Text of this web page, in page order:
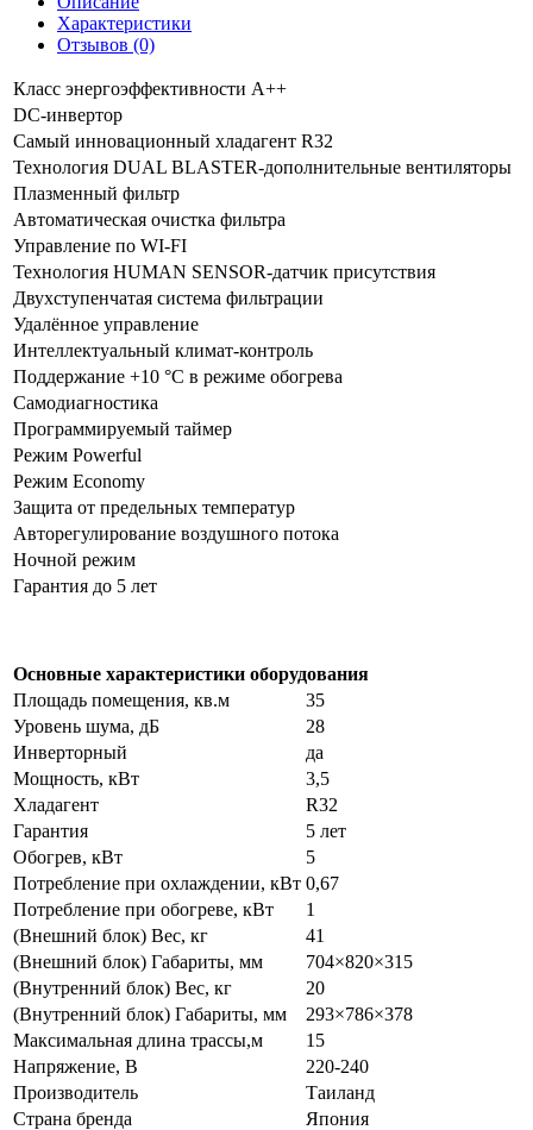
Характеристики
Отзывов (0)
Класс энергоэффективности А++
DC-инвертор
Самый инновационный хладагент R32
Технология DUAL BLASTER-дополнительные вентиляторы
Плазменный фильтр
Автоматическая очистка фильтра
Управление по WI-FI
Технология HUMAN SENSOR-датчик присутствия
Двухступенчатая система фильтрации
Удалённое управление
Интеллектуальный климат-контроль
Поддержание +10 °C в режиме обогрева
Самодиагностика
Программируемый таймер
Режим Powerful
Режим Economy
Защита от предельных температур
Авторегулирование воздушного потока
Ночной режим
Гарантия до 5 лет
Основные характеристики оборудования
Площадь помещения, кв.м
35
Уровень шума, дБ
28
Инверторный
да
Мощность, кВт
3,5
Хладагент
R32
Гарантия
5 лет
Обогрев, кВт
5
Потребление при охлаждении, кВт 0,67
Потребление при обогреве, кВт
1
(Внешний блок) Вес, кг
41
(Внешний блок) Габариты, мм
704×820×315
(Внутренний блок) Вес, кг
20
(Внутренний блок) Габариты, мм
293×786×378
Максимальная длина трассы,м
15
Напряжение, В
220-240
Производитель
Таиланд
Страна бренда
Япония